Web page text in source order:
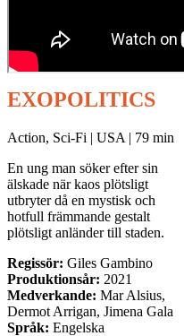
EXOPOLITICS
Action, Sci-Fi | USA | 79 min
En ung man söker efter sin
älskade när kaos plötsligt
utbryter då en mystisk och
hotfull främmande gestalt
plötsligt anländer till staden.
Regissör: Giles Gambino
Produktionsår: 2021
Medverkande: Mar Alsius,
Dermot Arrigan, Jimena Gala
Språk: Engelska